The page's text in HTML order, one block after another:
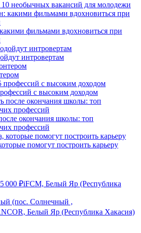
необычных вакансий для молодежи
фильмами вдохновиться при
интровертам
с высоким доходом
окончания школы: топ
профессий
помогут построить карьеру
000 ₽iFCM, Белый Яр (Республика
(пос. Солнечный ,
Белый Яр (Республика Хакасия)